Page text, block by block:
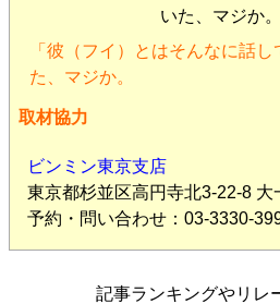
「彼（フイ）とはそんなに話
た、マジか。
取材協力
ビンミン東京支店
東京都杉並区高円寺北3-22-8 大
予約・問い合わせ：03-3330-
記事ランキングやリレ